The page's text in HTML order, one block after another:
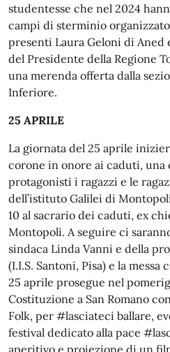
studentesse che nel 2024
campi di sterminio organizzato
presenti Laura Geloni di Aned
del Presidente della Regione
una merenda offerta dalla
Inferiore.
25 APRILE
La giornata del 25 aprile
corone in onore ai caduti, una
protagonisti i ragazzi e le
dell’istituto Galilei di
10 al sacrario dei caduti, ex
Montopoli. A seguire ci
sindaca Linda Vanni e della
(I.I.S. Santoni, Pisa) e la messa
25 aprile prosegue nel
Costituzione a San Romano
Folk, per #lasciateci ballare,
festival dedicato alla pace